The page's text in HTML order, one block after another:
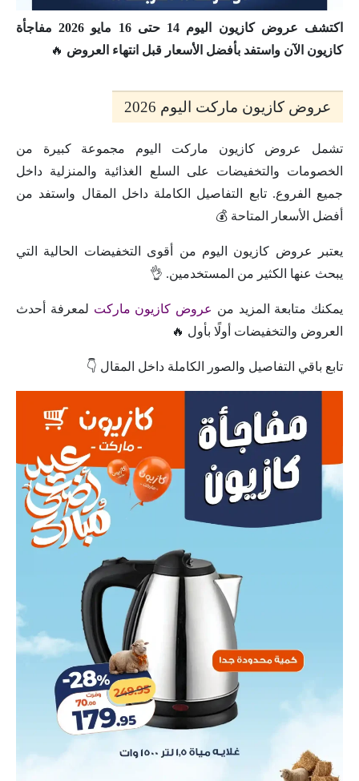
اكتشف عروض كازيون اليوم 14 حتى 16 مايو 2026 مفاجأة
كازيون الآن واستفد بأفضل الأسعار قبل انتهاء العروض 🔥
عروض كازيون ماركت اليوم 2026
تشمل عروض كازيون ماركت اليوم مجموعة كبيرة من
الخصومات والتخفيضات على السلع الغذائية والمنزلية داخل
جميع الفروع. تابع التفاصيل الكاملة داخل المقال واستفد من
أفضل الأسعار المتاحة 💰
يعتبر عروض كازيون اليوم من أقوى التخفيضات الحالية التي
يبحث عنها الكثير من المستخدمين. 👌
يمكنك متابعة المزيد من عروض كازيون ماركت لمعرفة أحدث
العروض والتخفيضات أولًا بأول 🔥
تابع باقي التفاصيل والصور الكاملة داخل المقال 👇